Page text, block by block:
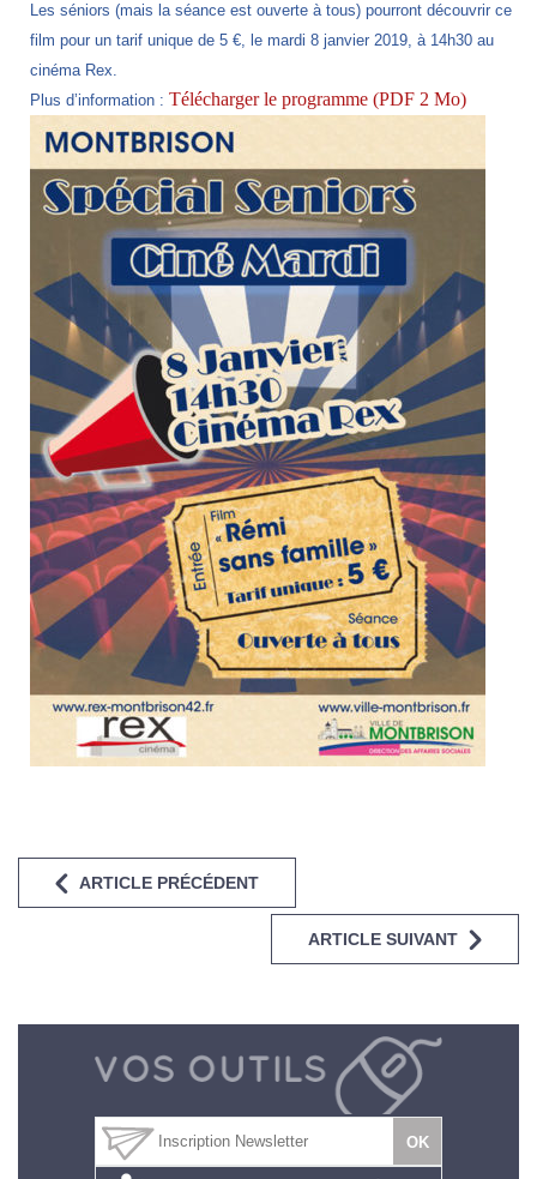
Les séniors (mais la séance est ouverte à tous) pourront découvrir ce
film pour un tarif unique de 5 €, le mardi 8 janvier 2019, à 14h30 au
cinéma Rex.
Plus d’information : Télécharger le programme (PDF 2 Mo)
ARTICLE PRÉCÉDENT
ARTICLE SUIVANT